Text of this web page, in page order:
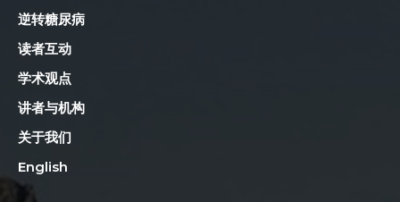
逆转糖尿病
读者互动
学术观点
讲者与机构
关于我们
English